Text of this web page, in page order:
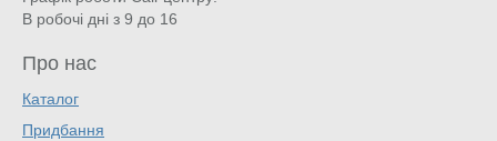
В робочі дні з 9 до 16
Про нас
Каталог
Придбання